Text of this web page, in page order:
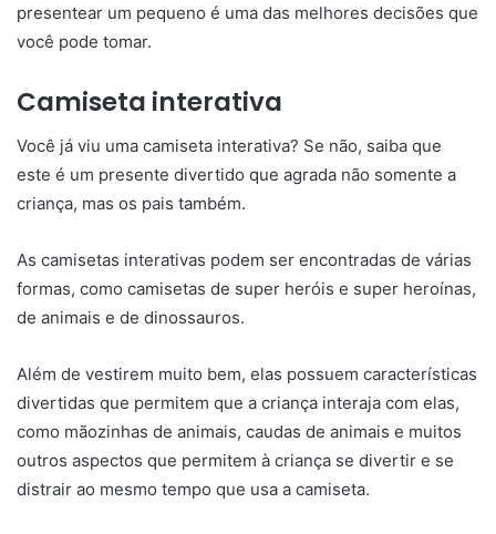
presentear um pequeno é uma das melhores decisões que
você pode tomar.
Camiseta interativa
Você já viu uma camiseta interativa? Se não, saiba que
este é um presente divertido que agrada não somente a
criança, mas os pais também.
As camisetas interativas podem ser encontradas de várias
formas, como camisetas de super heróis e super heroínas,
de animais e de dinossauros.
Além de vestirem muito bem, elas possuem características
divertidas que permitem que a criança interaja com elas,
como mãozinhas de animais, caudas de animais e muitos
outros aspectos que permitem à criança se divertir e se
distrair ao mesmo tempo que usa a camiseta.